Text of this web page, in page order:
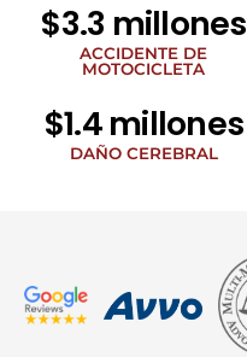
$3.3 millones
ACCIDENTE DE
MOTOCICLETA
$1.4 millones
DAÑO CEREBRAL